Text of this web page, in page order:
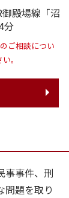
殿場線「沼
分
ご相談につい
。
事事件、刑
問題を取り